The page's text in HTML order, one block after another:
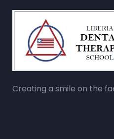
Creating a smile on the